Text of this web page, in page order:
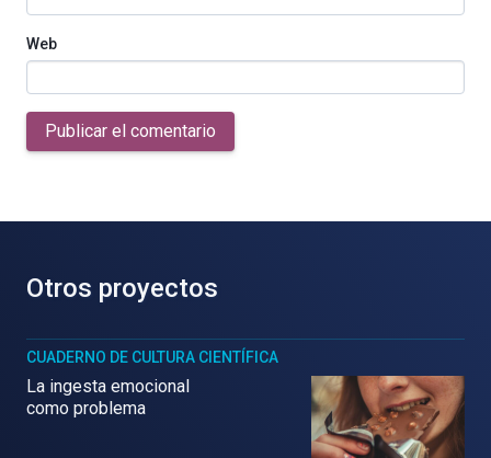
Web
Publicar el comentario
Otros proyectos
CUADERNO DE CULTURA CIENTÍFICA
La ingesta emocional
como problema